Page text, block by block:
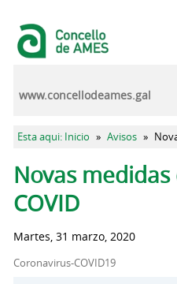
www.concellodeames.gal
Se encuentra usted aquí
Esta aqui: Inicio » Avisos »
Solapas principales
Novas
COVID
Martes, 31 marzo, 2020
Coronavirus-COVID19